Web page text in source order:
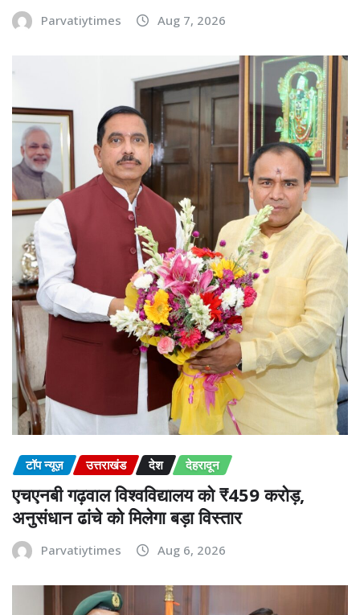
Parvatiytimes Aug 7, 2026
टॉप न्यूज़ उत्तराखंड देश देहरादून
एचएनबी गढ़वाल विश्वविद्यालय को ₹459 करोड़,
अनुसंधान ढांचे को मिलेगा बड़ा विस्तार
Parvatiytimes Aug 6, 2026